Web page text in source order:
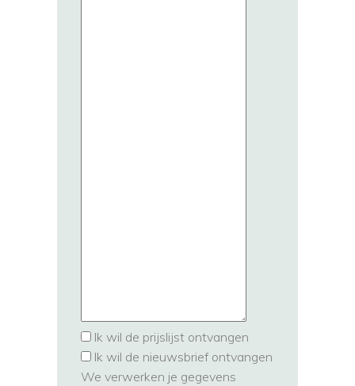
Ik wil de prijslijst ontvangen
Ik wil de nieuwsbrief ontvangen
We verwerken je gegevens